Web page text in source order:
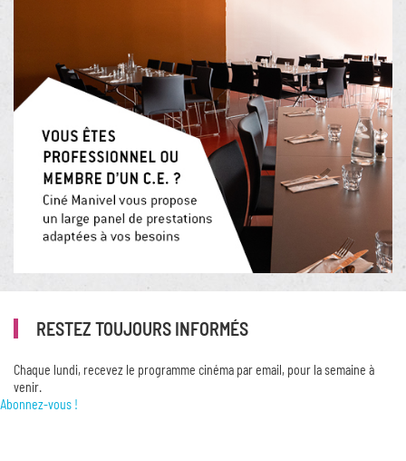
RESTEZ TOUJOURS INFORMÉS
Chaque lundi, recevez le programme cinéma par email, pour la semaine à
venir.
Abonnez-vous !